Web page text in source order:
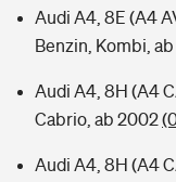
Audi A4, 8E (A4
Benzin, Kombi,
Audi A4, 8H (A4
Cabrio, ab 2002
Audi A4, 8H (A4